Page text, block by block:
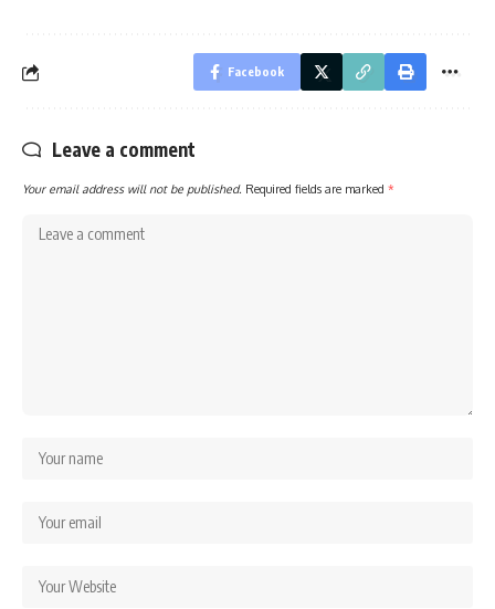
Facebook
Leave a comment
Your email address will not be published. Required fields are marked *